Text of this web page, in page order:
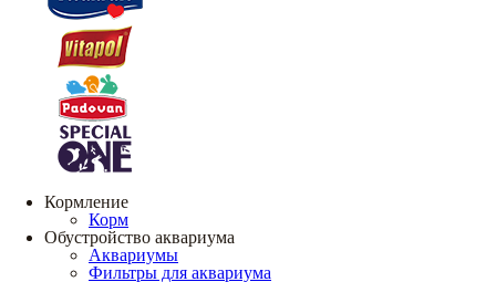
Кормление
Корм
Обустройство аквариума
Аквариумы
Фильтры для аквариума